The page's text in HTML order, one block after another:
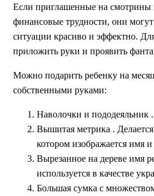
Если приглашенные на смотрины
финансовые трудности, они
ситуации красиво и эффектно.
приложить руки и проявить
Можно подарить ребенку на
собственными руками:
Наволочки и пододеяльник .
Вышитaя метрика .
котором изображается имя
Вырезанное на дереве имя
используется в качестве
Большая сумка с